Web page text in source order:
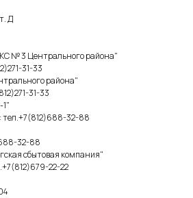
Д
№ 3 Центрального района"
31-33
района"
31-33
тел.+7(812)688-32-88
32-88
сбытовая компания"
22-22